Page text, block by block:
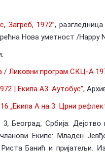
Загреб, 1972”,
Нова уметност /Happy
/ Ликовни програм СКЦ-А
| Екипа А3: Аутобус”,
„Екипа А на 3: Црни
Београд, Србија: Дејство
чланови Екипе: Младен
Банић и пријатељи.